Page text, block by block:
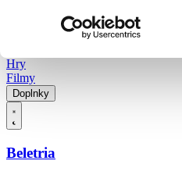
Hry
Filmy
Doplnky
Beletria